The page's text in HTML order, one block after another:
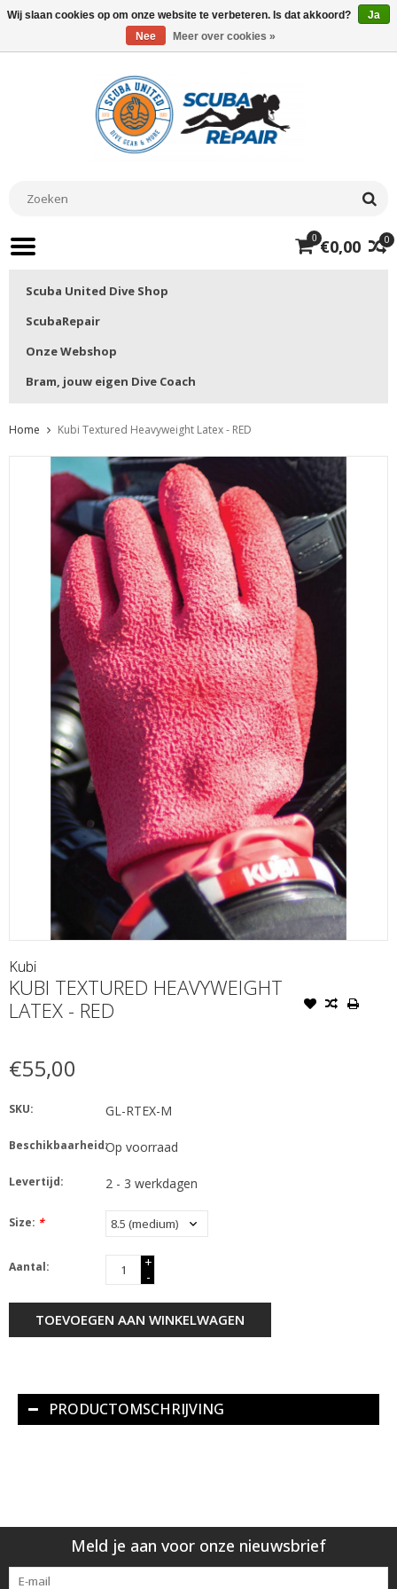
0
0 €0,00
Scuba United Dive Shop
ScubaRepair
Onze Webshop
Bram, jouw eigen Dive Coach
Home Kubi Textured Heavyweight Latex - RED
Kubi
KUBI TEXTURED HEAVYWEIGHT
LATEX - RED
€55,00
SKU: GL-RTEX-M
Beschikbaarheid:Op voorraad
Levertijd: 2 - 3 werkdagen
Size: *
Aantal:
+
-
TOEVOEGEN AAN WINKELWAGEN
PRODUCTOMSCHRIJVING
Meld je aan voor onze nieuwsbrief
Wij slaan cookies op om onze website te verbeteren. Is dat akkoord?
Ja
Nee
Meer over cookies »